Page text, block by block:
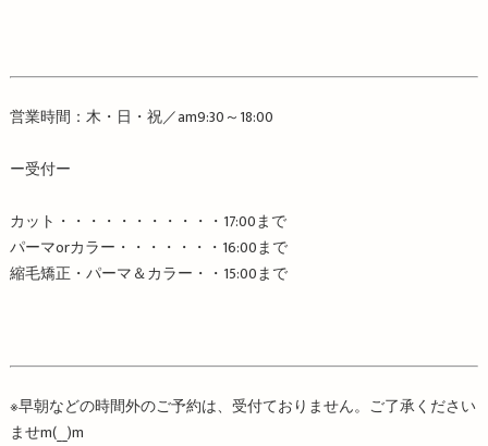
営業時間：木・日・祝／am9:30～18:00
ー受付ー
カット・・・・・・・・・・・ 17:00まで
パーマorカラー・・・・・・・ 16:00まで
縮毛矯正・パーマ＆カラー・・ 15:00まで
※早朝などの時間外のご予約は、受付ておりません。ご了承ください
ませm(__ )m